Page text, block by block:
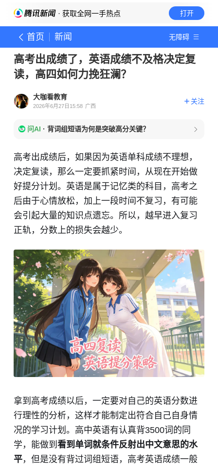
· 获取全网一手热点 打开
首页 新闻 无障碍
高考出成绩了，英语成绩不及格决定复
读，高四如何力挽狂澜？
大咖看教育
2026年6月27日15:58 广西
关注
问AI · 背词组短语为何是突破高分关键？
高考出成绩后，如果因为英语单科成绩不理想，
决定复读，那么一定要抓紧时间，从现在开始做
好提分计划。英语是属于记忆类的科目，高考之
后由于心情放松，加上一段时间不复习，有可能
会引起大量的知识点遗忘。所以，越早进入复习
正轨，分数上的损失会越少。
拿到高考成绩以后，一定要对自己的英语分数进
行理性的分析，这样才能制定出符合自己自身情
况的学习计划。高中英语有认真背3500词的同
学，能做到 看到单词就条件反射出中文意思的水
平，但是没有背过词组短语，高考英语成绩一般